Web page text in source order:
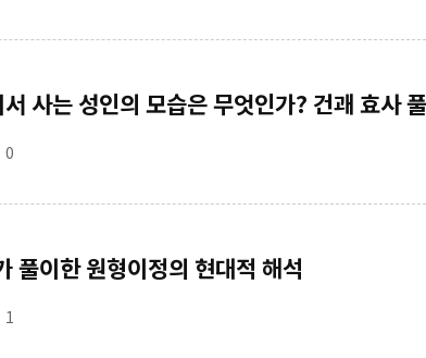
사는 성인의 모습은 무엇인가? 건괘 효사
0
풀이한 원형이정의 현대적 해석
1